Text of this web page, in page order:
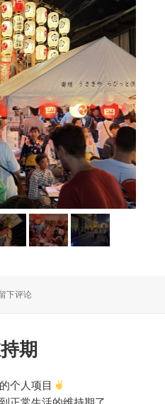
202607京都大阪游 D3京都
下评论
期
个人项目